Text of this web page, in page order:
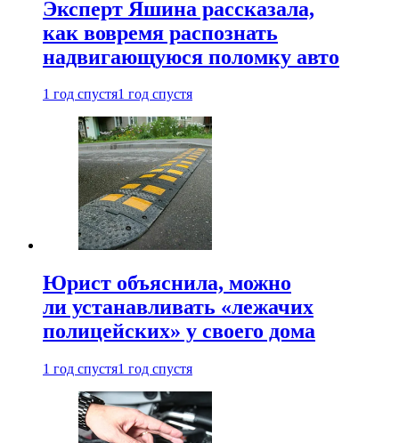
Эксперт Яшина рассказала,
как вовремя распознать
надвигающуюся поломку авто
1 год спустя1 год спустя
Юрист объяснила, можно
ли устанавливать «лежачих
полицейских» у своего дома
1 год спустя1 год спустя